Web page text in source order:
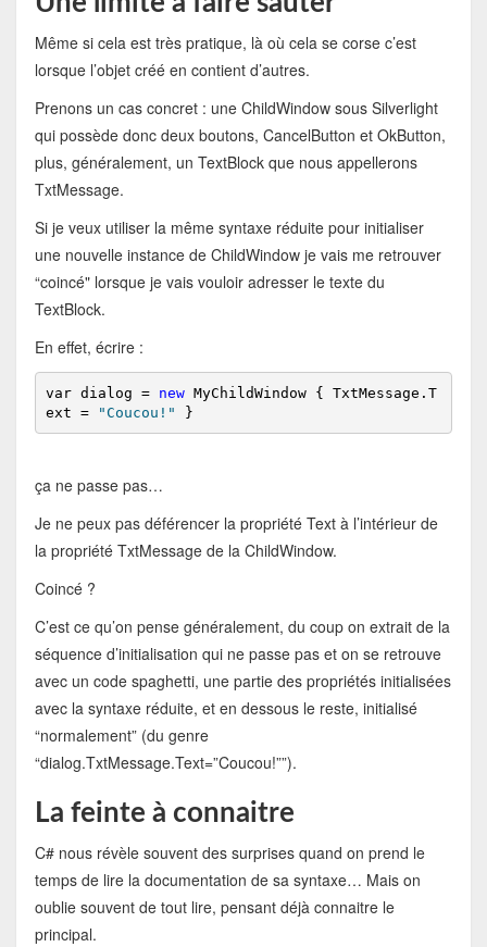
Même si cela est très pratique, là où cela se corse c’est
lorsque l’objet créé en contient d’autres.
Prenons un cas concret : une ChildWindow sous Silverlight
qui possède donc deux boutons, CancelButton et OkButton,
plus, généralement, un TextBlock que nous appellerons
TxtMessage.
Si je veux utiliser la même syntaxe réduite pour initialiser
une nouvelle instance de ChildWindow je vais me retrouver
“coincé" lorsque je vais vouloir adresser le texte du
TextBlock.
En effet, écrire :
var dialog = new MyChildWindow { TxtMessage.T
ext =
"Coucou!" }
ça ne passe pas…
Je ne peux pas déférencer la propriété Text à l’intérieur de
la propriété TxtMessage de la ChildWindow.
Coincé ?
C’est ce qu’on pense généralement, du coup on extrait de la
séquence d’initialisation qui ne passe pas et on se retrouve
avec un code spaghetti, une partie des propriétés initialisées
avec la syntaxe réduite, et en dessous le reste, initialisé
“normalement” (du genre
“dialog.TxtMessage.Text=”Coucou!””).
La feinte à connaitre
C# nous révèle souvent des surprises quand on prend le
temps de lire la documentation de sa syntaxe… Mais on
oublie souvent de tout lire, pensant déjà connaitre le
principal.